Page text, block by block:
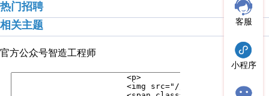
热门招聘
相关主题
官方公众号智造工程师
客服
小程序